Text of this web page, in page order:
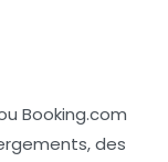
Booking.com
des